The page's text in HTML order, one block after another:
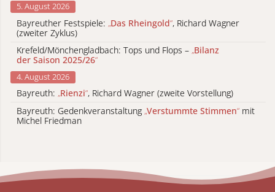
5. August 2026
Bayreuther Festspiele: „Das Rheingold“, Richard Wagner
(zweiter Zyklus)
Krefeld/Mönchengladbach: Tops und Flops – „Bilanz
der Saison 2025/26“
4. August 2026
Bayreuth: „Rienzi“, Richard Wagner (zweite Vorstellung)
Bayreuth: Gedenkveranstaltung „Verstummte Stimmen“ mit
Michel Friedman